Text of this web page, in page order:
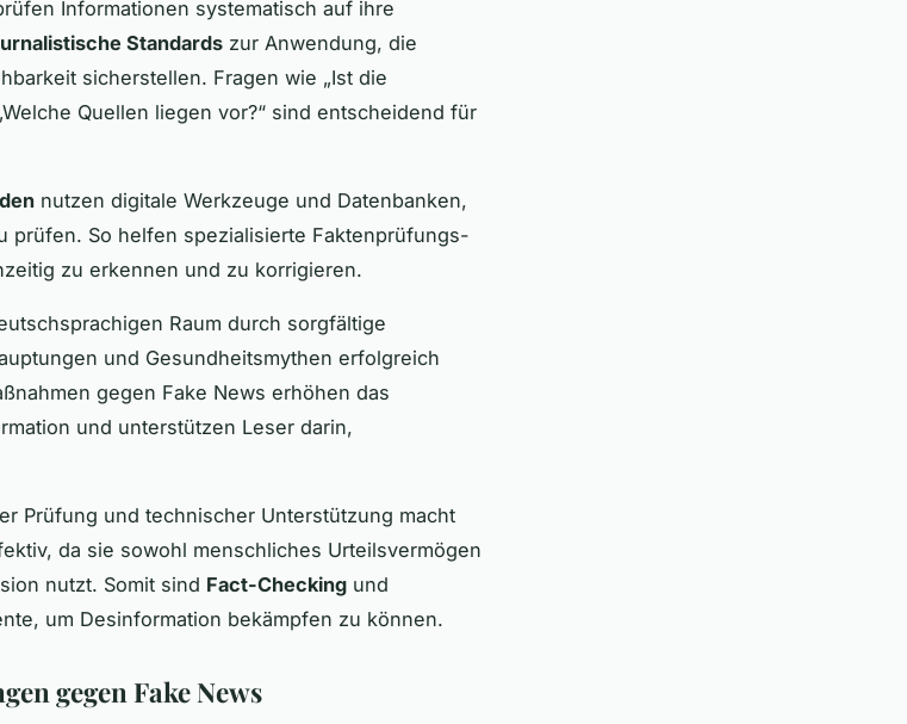
Informationen systematisch auf ihre
Standards zur Anwendung, die
sicherstellen. Fragen wie „Ist die
Quellen liegen vor?“ sind entscheidend für
nutzen digitale Werkzeuge und Datenbanken,
prüfen. So helfen spezialisierte Faktenprüfungs-
zu erkennen und zu korrigieren.
Raum durch sorgfältige
und Gesundheitsmythen erfolgreich
gegen Fake News erhöhen das
und unterstützen Leser darin,
Prüfung und technischer Unterstützung macht
da sie sowohl menschliches Urteilsvermögen
nutzt. Somit sind Fact-Checking und
um Desinformation bekämpfen zu können.
gegen Fake News